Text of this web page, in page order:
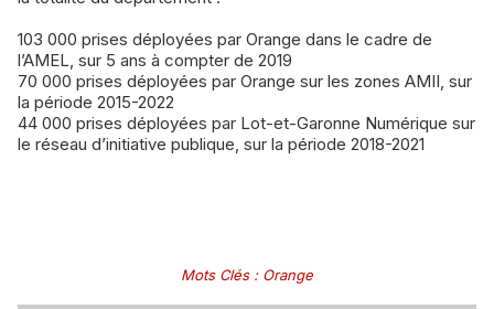
103 000 prises déployées par Orange dans le cadre de
l’AMEL, sur 5 ans à compter de 2019
70 000 prises déployées par Orange sur les zones AMII, sur
la période 2015-2022
44 000 prises déployées par Lot-et-Garonne Numérique sur
le réseau d’initiative publique, sur la période 2018-2021
Mots Clés: Orange